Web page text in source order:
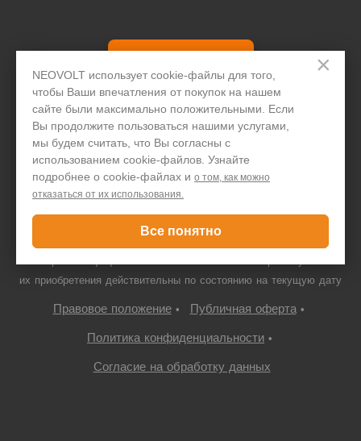
×
NEOVOLT использует cookie-файлы для того,
чтобы Ваши впечатления от покупок на нашем
сайте были максимально положительными. Если
Вы продолжите пользоваться нашими услугами,
мы будем считать, что Вы согласны с
использованием cookie-файлов. Узнайте
подробнее о cookie-файлах и о том, как можно
отказаться от их использования.
Все понятно
+7 495 646 1257
Только для юридических лиц
© ООО "ПДА ПАРТ" 2008-
7719667766/772201001, 109052 г. Москва, Автомобильный проезд,
их приобретения действительны по состоянию на текущую дату
Правовое положение• Публичная оферта•
Политика конфиденциальности •
Согласие на обработку данных